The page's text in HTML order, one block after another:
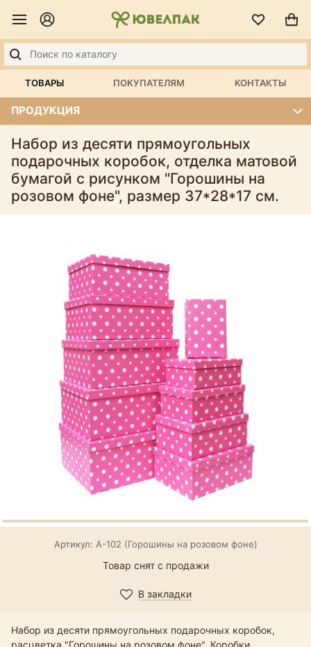
ТОВАРЫ ПОКУПАТЕЛЯМ КОНТАКТЫ
ПРОДУКЦИЯ
Набор из десяти прямоугольных
подарочных коробок, отделка матовой
бумагой с рисунком "Горошины на
розовом фоне", размер 37*28*17 см.
Артикул: А-102 (Горошины на розовом фоне)
Товар снят с продажи
В закладки
Набор из десяти прямоугольных подарочных коробок,
расцветка "Горошины на розовом фоне". Коробки